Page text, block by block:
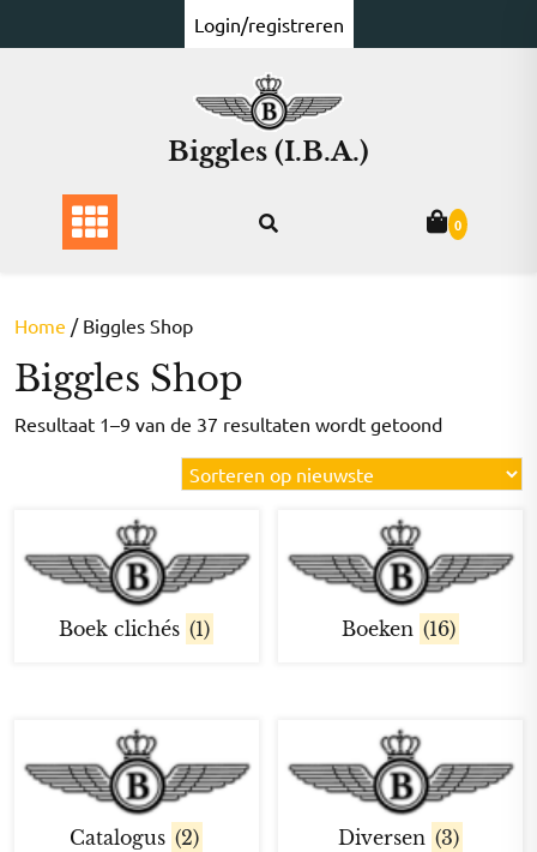
naar
Login/registreren
Biggles (I.B.A.)
0
Home / Biggles Shop
Biggles Shop
Resultaat 1–9 van de 37 resultaten wordt getoondGesorteerd
op
nieuwste
Boek clichés (1) Boeken (16)
Catalogus (2) Diversen (3)